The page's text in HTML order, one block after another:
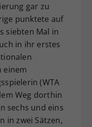
gar zu
punktete auf
siebten Mal in
in ihr erstes
einem
(WTA
Weg dorthin
sechs und eins
in zwei Sätzen,